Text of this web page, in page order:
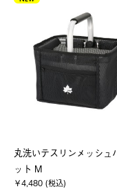
丸洗いテスリンメッシュ
ット M
￥4,480 (税込)